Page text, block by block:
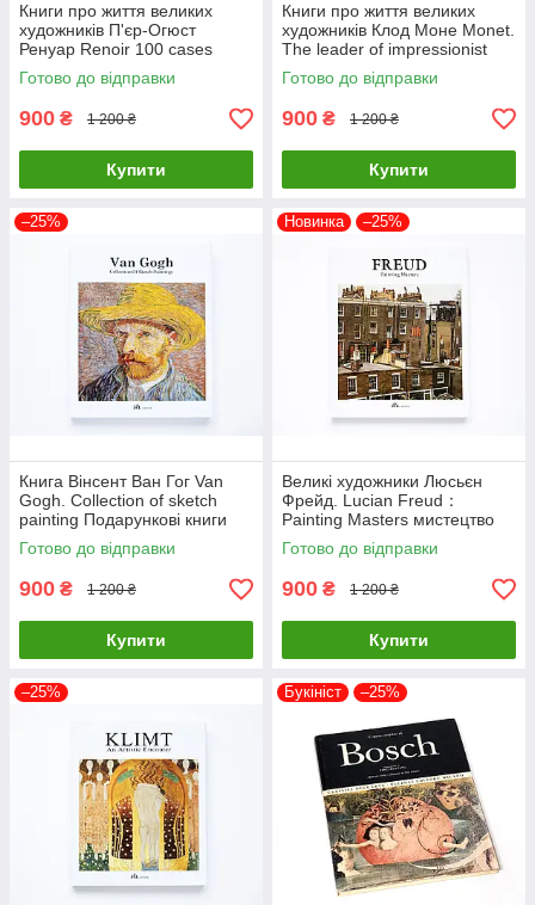
Книги про життя великих
художників П'єр-Огюст
Ренуар Renoir 100 cases
classic selections Подарункові
книги про мистецтво
Готово до відправки
900 ₴ 1 200 ₴
Купити
Книги про життя великих
художників Клод Моне Monet.
The leader of impressionist
Подарункові книги про
мистецтво
Готово до відправки
900 ₴ 1 200 ₴
Купити
–25%
Книга Вінсент Ван Гог Van
Gogh. Collection of sketch
painting Подарункові книги
про мистецтво та живопис
Готово до відправки
900 ₴ 1 200 ₴
Купити
Новинка –25%
Великі художники Люсьєн
Фрейд. Lucian Freud：
Painting Masters мистецтво
живопис книги для
художників
Готово до відправки
900 ₴ 1 200 ₴
Купити
–25% Букініст –25%